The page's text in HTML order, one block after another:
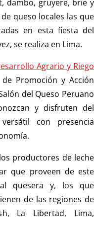
dambo, gruyere, brie y
queso locales las que
en esta fiesta del
se realiza en Lima.
Agrario y Riego
Promoción y Acción
del Queso Peruano
y disfruten del
con presencia
productores de leche
que proveen de este
quesera y, los que
de las regiones de
La Libertad, Lima,